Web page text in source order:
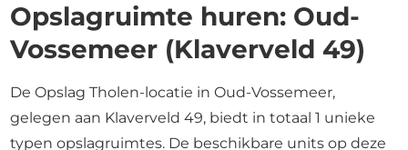
Opslagruimte huren: Oud-
Vossemeer (Klaverveld 49)
De Opslag Tholen-locatie in Oud-Vossemeer,
gelegen aan Klaverveld 49, biedt in totaal 1 unieke
typen opslagruimtes. De beschikbare units op deze